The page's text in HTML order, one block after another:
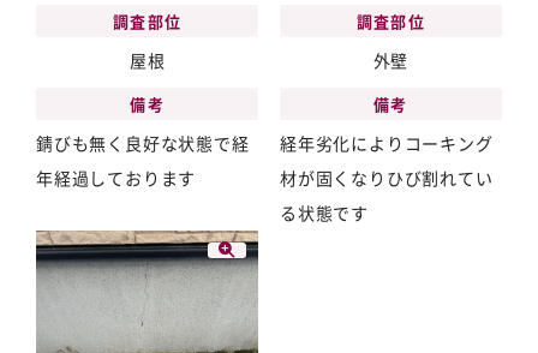
調査部位
屋根
備考
錆びも無く良好な状態で経
年経過しております
調査部位
外壁
備考
経年劣化によりコーキング
材が固くなりひび割れてい
る状態です